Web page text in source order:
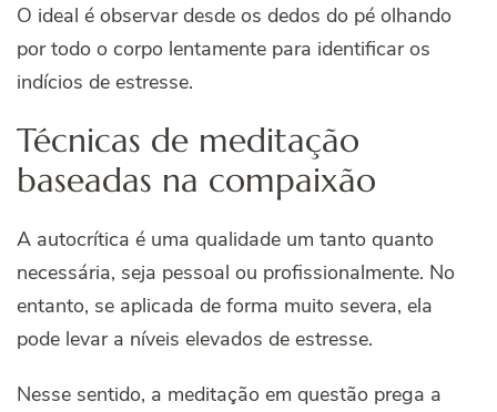
O ideal é observar desde os dedos do pé olhando
por todo o corpo lentamente para identificar os
indícios de estresse.
Técnicas de meditação
baseadas na compaixão
A autocrítica é uma qualidade um tanto quanto
necessária, seja pessoal ou profissionalmente. No
entanto, se aplicada de forma muito severa, ela
pode levar a níveis elevados de estresse.
Nesse sentido, a meditação em questão prega a